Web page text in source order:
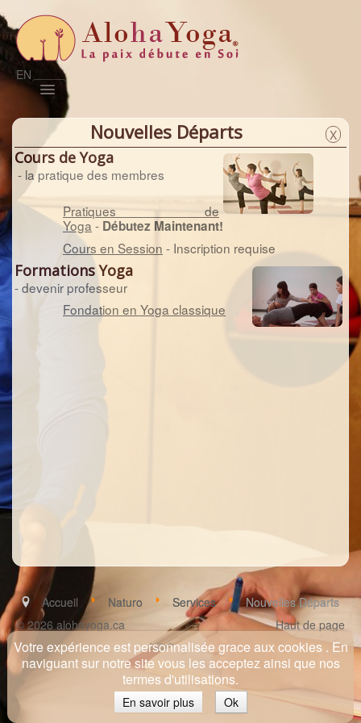
EN
Pratiques
Naturo
Formations Magazine Nous joindre
X
Nouvelles Départs
Cours de Yoga
- la pratique des membres
Pratiques de
Yoga- Débutez Maintenant!
Cours en Session - Inscription requise
Formations Yoga
- devenir professeur
Fondation en Yoga classique
Accueil Naturo Services
Nouvelles Départs
Haut de page
© 2026 alohayoga.ca
Votre expérience est personnalisée grace aux cookies . En
naviguant sur notre site vous les acceptez ainsi que nos
termes d'utilisations.
En savoir plus Ok